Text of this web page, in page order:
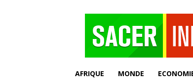
AFRIQUE MONDE